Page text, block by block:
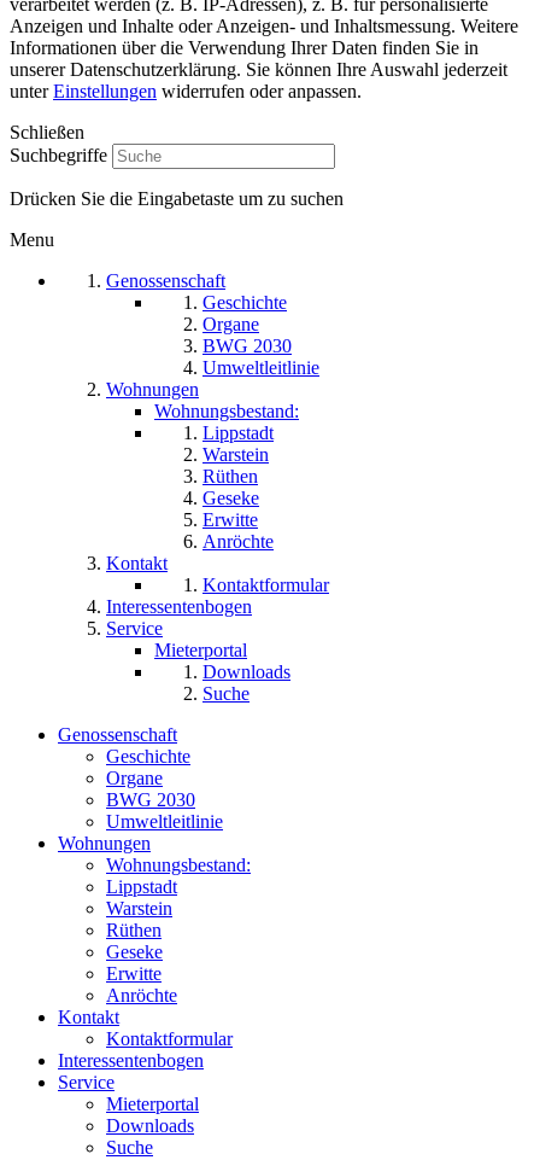
verarbeitet werden (z. B. IP-Adressen), z. B. für personalisierte
Anzeigen und Inhalte oder Anzeigen- und Inhaltsmessung. Weitere
Informationen über die Verwendung Ihrer Daten finden Sie in
unserer Datenschutzerklärung. Sie können Ihre Auswahl jederzeit
unterEinstellungen widerrufen oder anpassen.
Schließen
Suchbegriffe
Drücken Sie die Eingabetaste um zu suchen
Menu
Genossenschaft
Geschichte
Organe
BWG 2030
Umweltleitlinie
Wohnungen
Wohnungsbestand:
Lippstadt
Warstein
Rüthen
Geseke
Erwitte
Anröchte
Kontakt
Kontaktformular
Interessentenbogen
Service
Mieterportal
Downloads
Suche
Genossenschaft
Geschichte
Organe
BWG 2030
Umweltleitlinie
Wohnungen
Wohnungsbestand:
Lippstadt
Warstein
Rüthen
Geseke
Erwitte
Anröchte
Kontakt
Kontaktformular
Interessentenbogen
Service
Mieterportal
Downloads
Suche